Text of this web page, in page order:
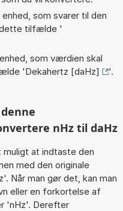
som svarer til den
tilfælde '
som værdien skal
'Dekahertz [daHz] '.
nHz til daHz
muligt at indtaste den
med den originale
Når man gør det, kan man
eller en forkortelse af
'nHz'. Derefter